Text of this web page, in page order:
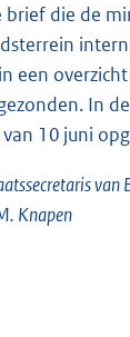
brief die de
een
In
10 juni
van
Knapen